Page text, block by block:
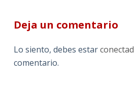
Deja un comentario
Lo siento, debes estar
comentario.